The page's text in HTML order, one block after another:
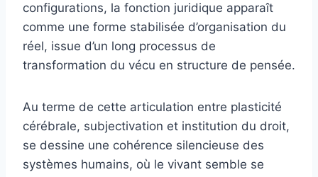
configurations, la fonction juridique apparaît
comme une forme stabilisée d’organisation du
réel, issue d’un long processus de
transformation du vécu en structure de pensée.
Au terme de cette articulation entre plasticité
cérébrale, subjectivation et institution du droit,
se dessine une cohérence silencieuse des
systèmes humains, où le vivant semble se